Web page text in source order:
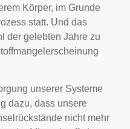
Körper, im Grunde
statt. Und das
der gelebten Jahre zu
unserer Systeme
dazu, dass unsere
nicht mehr